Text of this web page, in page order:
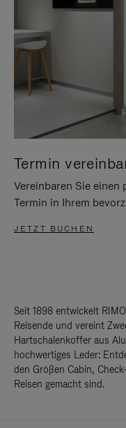
Termin
Vereinbaren Sie einen
Termin in Ihrem
JETZT BUCHEN
Seit 1898 entwickelt
Reisende und vereint
Hartschalenkoffer aus
hochwertiges Leder:
den Größen Cabin,
Reisen gemacht sind.